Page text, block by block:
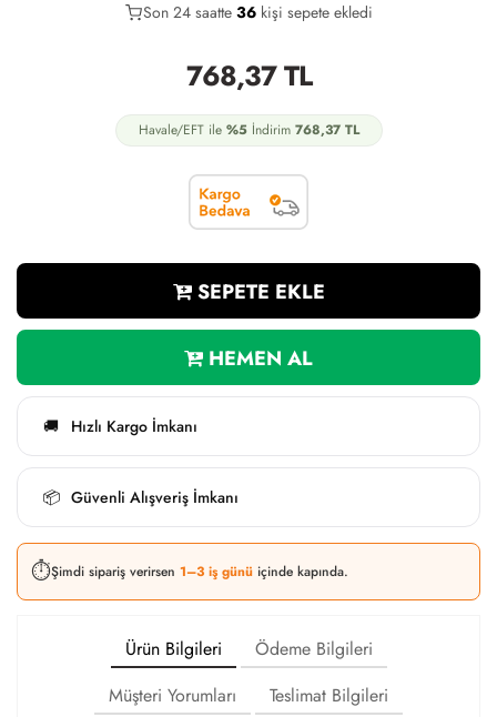
21
Son 24 saatte 36kişi sepete ekledi
11
768,37TL
Havale/EFT ile %5İndirim 768,37TL
SEPETE EKLE
HEMEN AL
🚚 Hızlı Kargo İmkanı
📦 Güvenli Alışveriş İmkanı
⏱️Şimdi sipariş verirsen 1–3 iş günü içinde kapında.
Ürün Bilgileri
Ödeme Bilgileri
Müşteri Yorumları
Teslimat Bilgileri